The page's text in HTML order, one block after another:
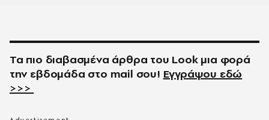
Τα πιο διαβασμένα άρθρα του Look μια φορά
την εβδομάδα στο mail σου! Εγγράψου εδώ
>>>